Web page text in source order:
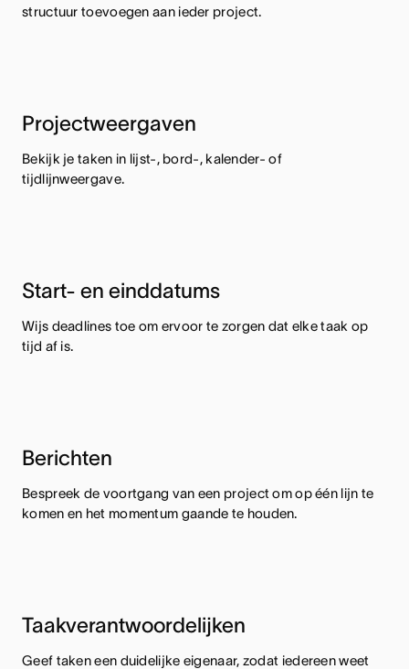
structuur toevoegen aan ieder project.
Projectweergaven
Bekijk je taken in lijst-, bord-, kalender- of
tijdlijnweergave.
Start- en einddatums
Wijs deadlines toe om ervoor te zorgen dat elke taak op
tijd af is.
Berichten
Bespreek de voortgang van een project om op één lijn te
komen en het momentum gaande te houden.
Taakverantwoordelijken
Geef taken een duidelijke eigenaar, zodat iedereen weet